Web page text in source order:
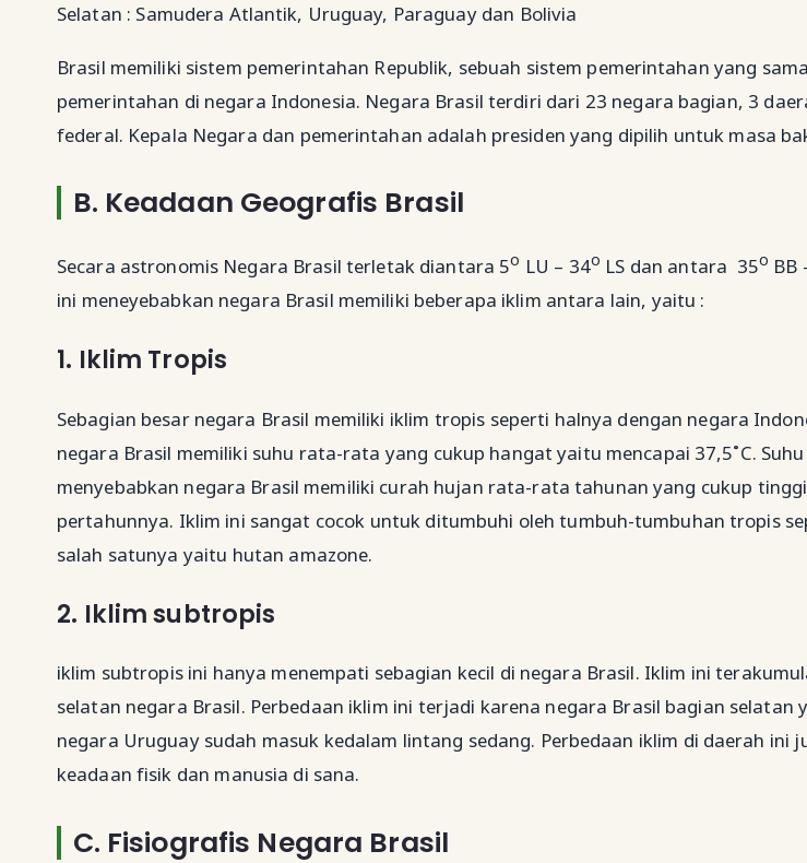
Selatan : Samudera Atlantik, Uruguay, Paraguay dan Bolivia
Brasil memiliki sistem pemerintahan Republik, sebuah sistem pemerintahan yang
pemerintahan di negara Indonesia. Negara Brasil terdiri dari 23 negara bagian, 3
federal. Kepala Negara dan pemerintahan adalah presiden yang dipilih untuk masa
B. Keadaan Geografis Brasil
Secara astronomis Negara Brasil terletak diantara 5o LU – 34o LS dan antara 35o BB
ini meneyebabkan negara Brasil memiliki beberapa iklim antara lain, yaitu :
1. Iklim Tropis
Sebagian besar negara Brasil memiliki iklim tropis seperti halnya dengan negara
negara Brasil memiliki suhu rata-rata yang cukup hangat yaitu mencapai 37,5˚C.
menyebabkan negara Brasil memiliki curah hujan rata-rata tahunan yang cukup
pertahunnya. Iklim ini sangat cocok untuk ditumbuhi oleh tumbuh-tumbuhan tropis
salah satunya yaitu hutan amazone.
2. Iklim subtropis
iklim subtropis ini hanya menempati sebagian kecil di negara Brasil. Iklim ini
selatan negara Brasil. Perbedaan iklim ini terjadi karena negara Brasil bagian selatan
negara Uruguay sudah masuk kedalam lintang sedang. Perbedaan iklim di daerah ini
keadaan fisik dan manusia di sana.
C. Fisiografis Negara Brasil